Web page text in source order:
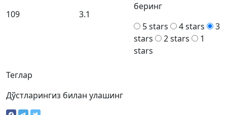
Теглар
109
3.1
беринг
5 stars
4 stars
3
stars
2 stars
1
stars
Дўстларингиз билан улашинг